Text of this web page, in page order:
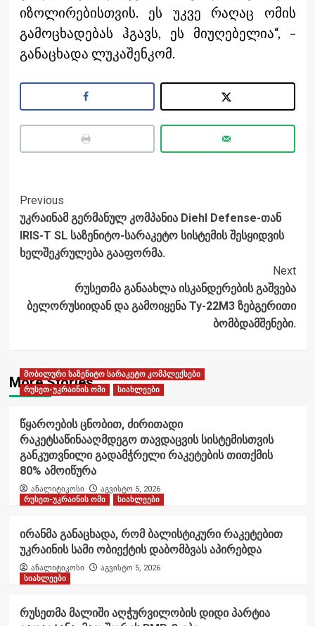
იზოლირებისთვის. ეს უკვე რაღაც ომის
გამოცხადებას ჰგავს, ეს მიუღებელია“, –
განაცხადა ლუკაშენკომ.
Post
Navigation
Previous
უკრაინამ გერმანულ კომპანია Diehl Defense-თან
IRIS-T SL საზენიტო-სარაკეტო სისტემის შესყიდვის
ხელშეკრულება გააფორმა.
Next
რუსეთმა განაახლა ისკანდერების გაშვება
ბელორუსიიდან და გამოიყენა Ту-22М3 ზებგერითი
ბომბდამშენები.
More Stories
მობილური საზენიტო სარაკეტო კომპლექსები
რუსეთ-უკრაინის ომი
სიახლეები
წყაროების ცნობით, ძირითადი
რაკეტსაწინააღმდეგო თავდაცვის სისტემისთვის
განკუთვნილი გადამჭრელი რაკეტების თითქმის
80% ამოიწურა
ანალიტიკოსი
აგვისტო 5, 2026
რუსეთ-უკრაინის ომი
სიახლეები
ირანმა განაცხადა, რომ ბალისტიკური რაკეტებით
უკრაინის სამი ობიექტის დაბომბვას აპირებდა
ანალიტიკოსი
აგვისტო 5, 2026
სიახლეები
რუსეთმა მალიში აღჭურვილობის დიდი პარტია